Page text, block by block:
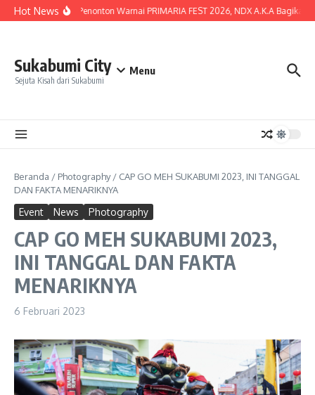
Lewati ke konten
Hot NewsLautan Penonton Warnai PRIMARIA FEST 2026, NDX A.K.A Bagikan
Sukabumi City
Sejuta Kisah dari Sukabumi
Menu
Beranda / Photography/ CAP GO MEH SUKABUMI 2023, INI TANGGAL
DAN FAKTA MENARIKNYA
Event News Photography
CAP GO MEH SUKABUMI 2023,
INI TANGGAL DAN FAKTA
MENARIKNYA
6 Februari 2023